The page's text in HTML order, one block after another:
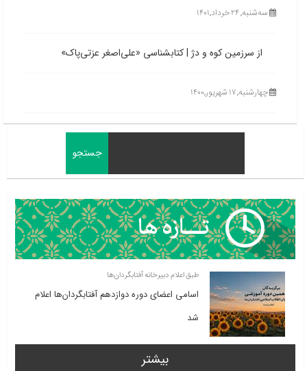
ﺳﻪشنبه, ۲۴ خرداد,۱۴۰۱
از سرزمین کوه و دژ | کتابشناسی «علی‌اصغر عزتی‌پاک»
چهارشنبه, ۱۷ شهریور,۱۴۰۰
طبق اعلام دبیرخانه آفتابگردان‌ها
اسامی اعضای دوره دوازدهم آفتابگردان‌ها اعلام
شد
بیشتر